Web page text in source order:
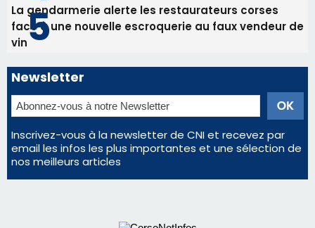
La gendarmerie alerte les restaurateurs corses
face à une nouvelle escroquerie au faux vendeur de
vin
Newsletter
Inscrivez-vous à la newsletter de CNI et recevez par
email les infos les plus importantes et une sélection de
nos meilleurs articles